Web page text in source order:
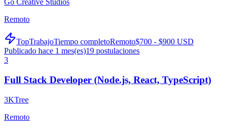
Go Creative Studios
Remoto
TopTrabajoTiempo completoRemoto$700 - $900 USD
Publicado hace 1 mes(es)19 postulaciones
3
Full Stack Developer (Node.js, React, TypeScript)
3KTree
Remoto